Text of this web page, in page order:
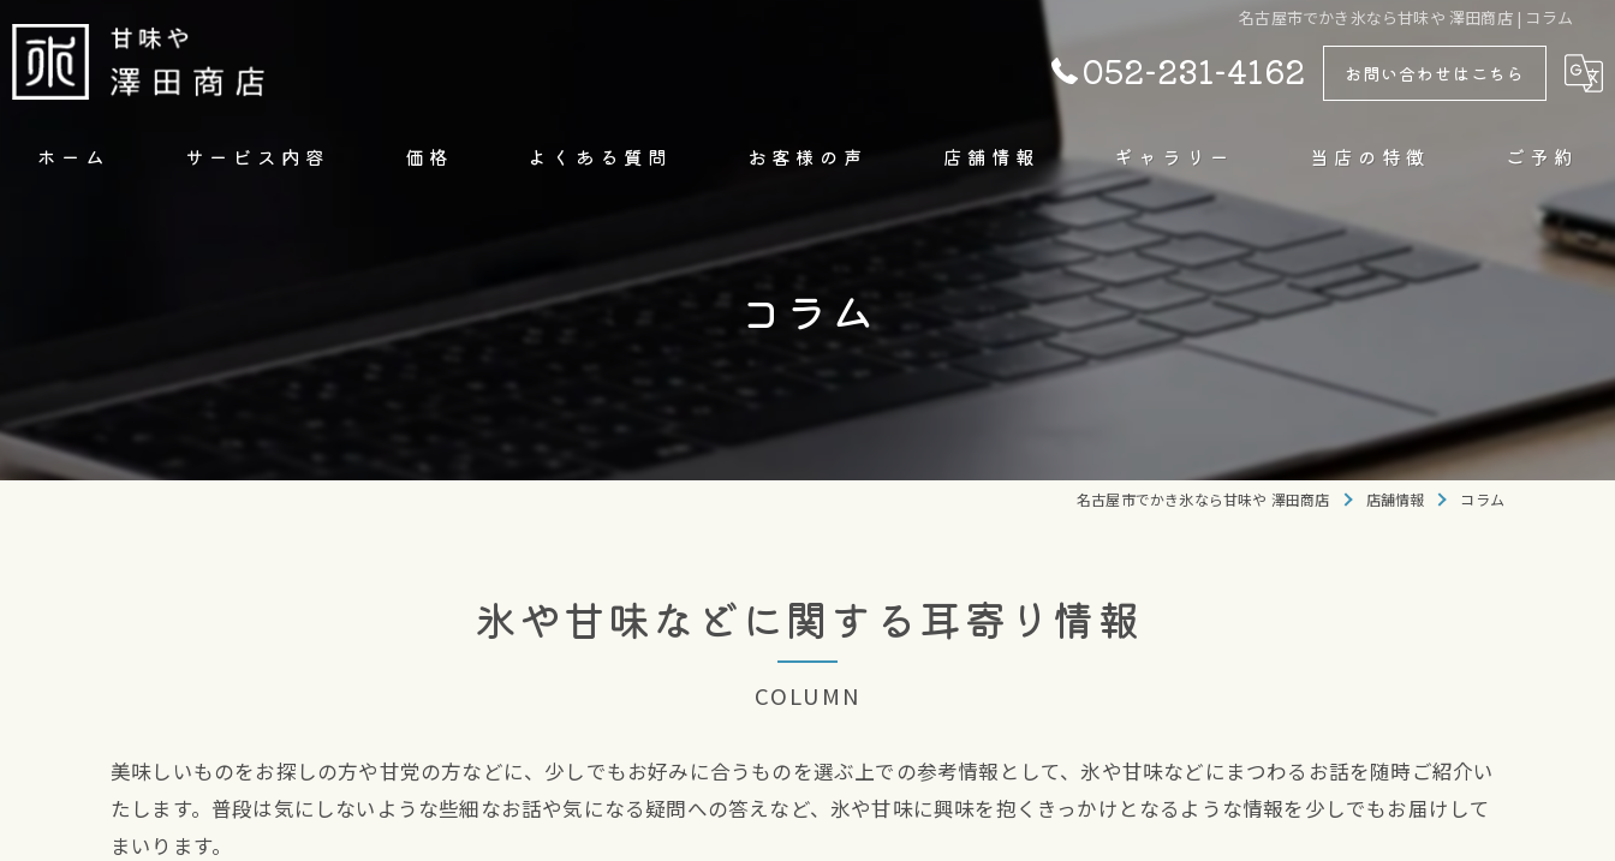
名古屋市でかき氷なら甘味や 澤田商店 | コラム
052-231-4162 お問い合わせはこちら
ホーム サービス内容 価格 よくある質問 お客様の声 店舗情報
コンセプト
ギャラリー 当店の特徴
テイクアウト
カフェ
純氷
ご予約
コラム
名古屋市でかき氷なら甘味や 澤田商店 店舗情報 コラム
氷や甘味などに関する耳寄り情報
COLUMN
美味しいものをお探しの方や甘党の方などに、少しでもお好みに合うものを選ぶ上での参考情報として、氷や甘味などにまつわるお話を随時ご紹介い
たします。普段は気にしないような些細なお話や気になる疑問への答えなど、氷や甘味に興味を抱くきっかけとなるような情報を少しでもお届けして
まいります。